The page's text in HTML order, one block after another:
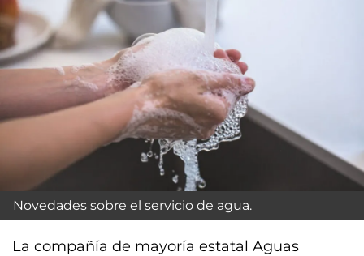
Novedades sobre el servicio de agua.
La compañía de mayoría estatal Aguas